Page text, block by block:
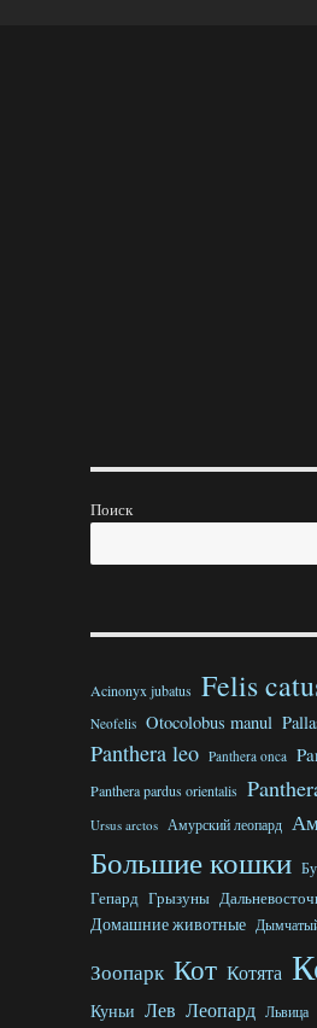
Поиск
Acinonyx jubatus Felis
Neofelis Otocolobus manul
Panthera leo Panthera onca
Panthera pardus orientalis
Ursus arctos Амурский леопард
Большие кошки
Гепард Грызуны
Домашние животные
Зоопарк Кот Котята
Куньи Лев Леопард Львица